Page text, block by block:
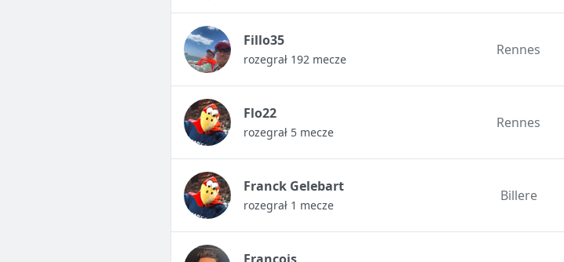
Fillo35
rozegrał 192 mecze
Rennes
Flo22
rozegrał 5 mecze
Rennes
Franck Gelebart
rozegrał 1 mecze
Billere